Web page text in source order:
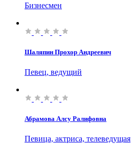
Бизнесмен
Шаляпин Прохор Андреевич
Певец, ведущий
Абрамова Алсу Ралифовна
Певица, актриса, телеведущая